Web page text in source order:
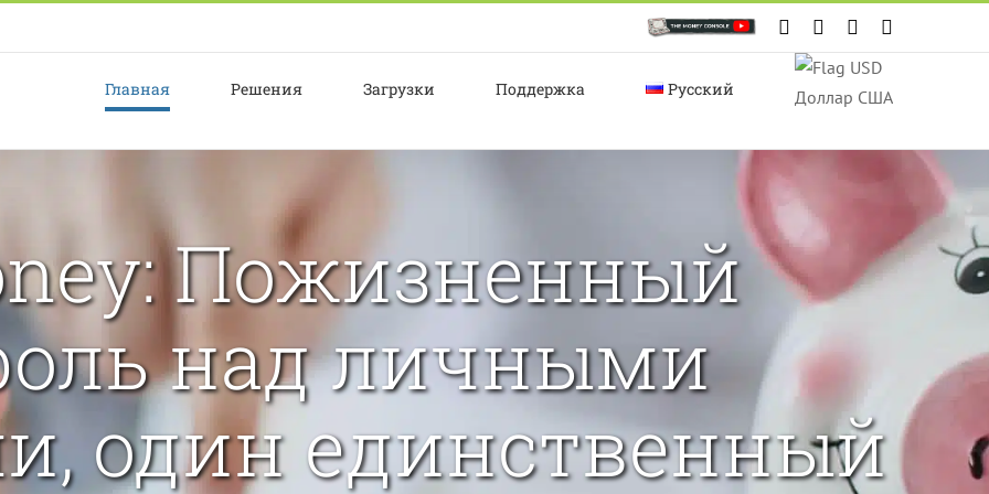
Custom Facebook Instagram
Главная Решения Загрузки Поддержка Русский Доллар США
Пожизненный
над личными
один единственный